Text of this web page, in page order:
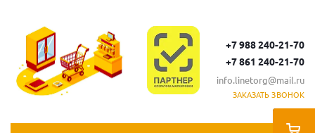
+7 988 240-21-70
+7 861 240-21-70
info.linetorg@mail.ru
ЗАКАЗАТЬ ЗВОНОК